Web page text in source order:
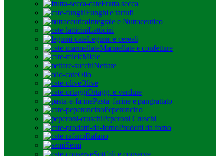
Frutta secca
Funghi e tartufi
Integrale e Nutraceutico
Latticini
Legumi e cereali
Marmellate e confetture
Miele
Nettare
Olio
Olive
Ortaggi e verdure
Pasta, farine e pangrattato
Peperoncino
Peperoni Cruschi
Prodotti da forno
Rafano
Semi
Sott’oli e conserve